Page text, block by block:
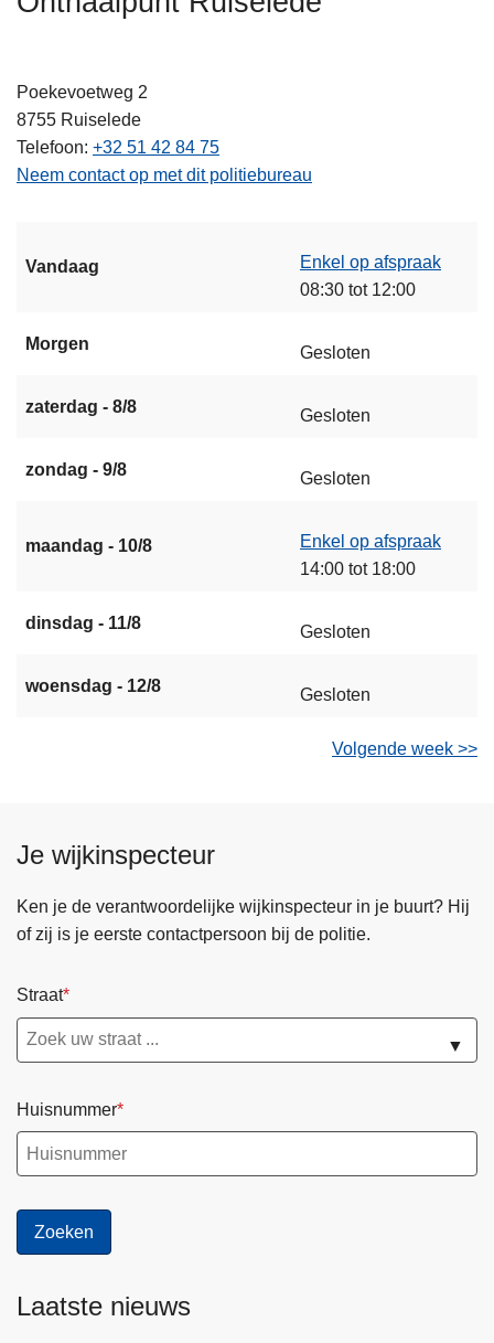
Poekevoetweg 2
8755 Ruiselede
Telefoon +32 51 42 84 75
Neem contact op met dit politiebureau
Vandaag
Enkel op afspraak
08:30 tot 12:00
Morgen Gesloten
zaterdag - 8/8 Gesloten
zondag - 9/8 Gesloten
maandag - 10/8
Enkel op afspraak
14:00 tot 18:00
dinsdag - 11/8 Gesloten
woensdag - 12/8 Gesloten
Volgende week >>
Je wijkinspecteur
Ken je de verantwoordelijke wijkinspecteur in je buurt? Hij
of zij is je eerste contactpersoon bij de politie.
Straat
▼
Huisnummer
Laatste nieuws